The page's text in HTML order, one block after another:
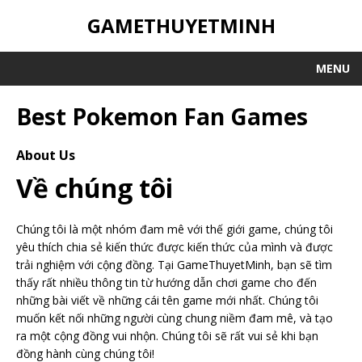
GAMETHUYETMINH
MENU
Best Pokemon Fan Games
About Us
Về chúng tôi
Chúng tôi là một nhóm đam mê với thế giới game, chúng tôi
yêu thích chia sẻ kiến thức được kiến thức của mình và được
trải nghiệm với cộng đồng. Tại GameThuyetMinh, bạn sẽ tìm
thấy rất nhiều thông tin từ hướng dẫn chơi game cho đến
những bài viết về những cái tên game mới nhất. Chúng tôi
muốn kết nối những người cùng chung niềm đam mê, và tạo
ra một cộng đồng vui nhộn. Chúng tôi sẽ rất vui sẻ khi bạn
đồng hành cùng chúng tôi!